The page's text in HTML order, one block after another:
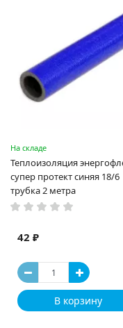
На складе
Теплоизоляция
супер протект синяя 18/6
трубка 2 метра
42 ₽
В корзину